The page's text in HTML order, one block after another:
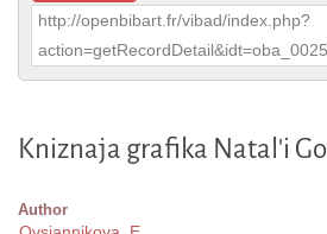
http://openbibart.fr/vibad/index.php?
Kniznaja grafika Natal'i
Author